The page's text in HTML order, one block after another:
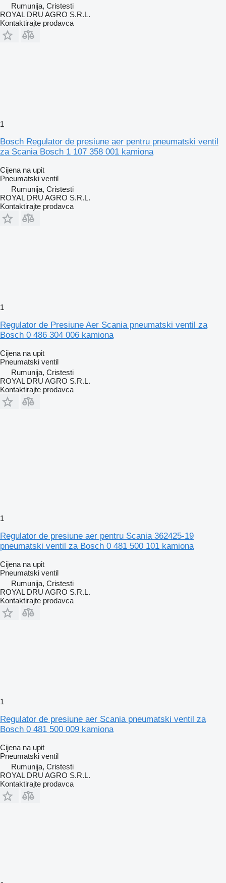
Rumunija, Cristesti
ROYAL DRU AGRO S.R.L.
Kontaktirajte prodavca
1
Bosch Regulator de presiune aer pentru pneumatski ventil
za Scania Bosch 1 107 358 001 kamiona
Cijena na upit
Pneumatski ventil
Rumunija, Cristesti
ROYAL DRU AGRO S.R.L.
Kontaktirajte prodavca
1
Regulator de Presiune Aer Scania pneumatski ventil za
Bosch 0 486 304 006 kamiona
Cijena na upit
Pneumatski ventil
Rumunija, Cristesti
ROYAL DRU AGRO S.R.L.
Kontaktirajte prodavca
1
Regulator de presiune aer pentru Scania 362425-19
pneumatski ventil za Bosch 0 481 500 101 kamiona
Cijena na upit
Pneumatski ventil
Rumunija, Cristesti
ROYAL DRU AGRO S.R.L.
Kontaktirajte prodavca
1
Regulator de presiune aer Scania pneumatski ventil za
Bosch 0 481 500 009 kamiona
Cijena na upit
Pneumatski ventil
Rumunija, Cristesti
ROYAL DRU AGRO S.R.L.
Kontaktirajte prodavca